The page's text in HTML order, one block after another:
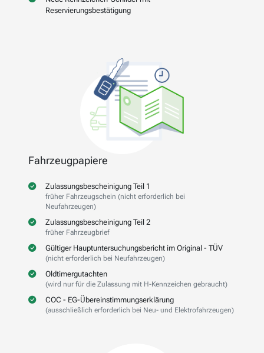
Reservierungsbestätigung
Fahrzeugpapiere
Zulassungsbescheinigung Teil 1
früher Fahrzeugschein (nicht erforderlich bei
Neufahrzeugen)
Zulassungsbescheinigung Teil 2
früher Fahrzeugbrief
Gültiger Hauptuntersuchungsbericht im Original - TÜV
(nicht erforderlich bei Neufahrzeugen)
Oldtimergutachten
(wird nur für die Zulassung mit H-Kennzeichen gebraucht)
COC - EG-Übereinstimmungserklärung
(ausschließlich erforderlich bei Neu- und Elektrofahrzeugen)